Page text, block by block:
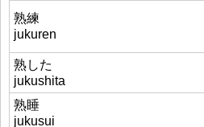
熟練
jukuren
熟した
jukushita
熟睡
jukusui